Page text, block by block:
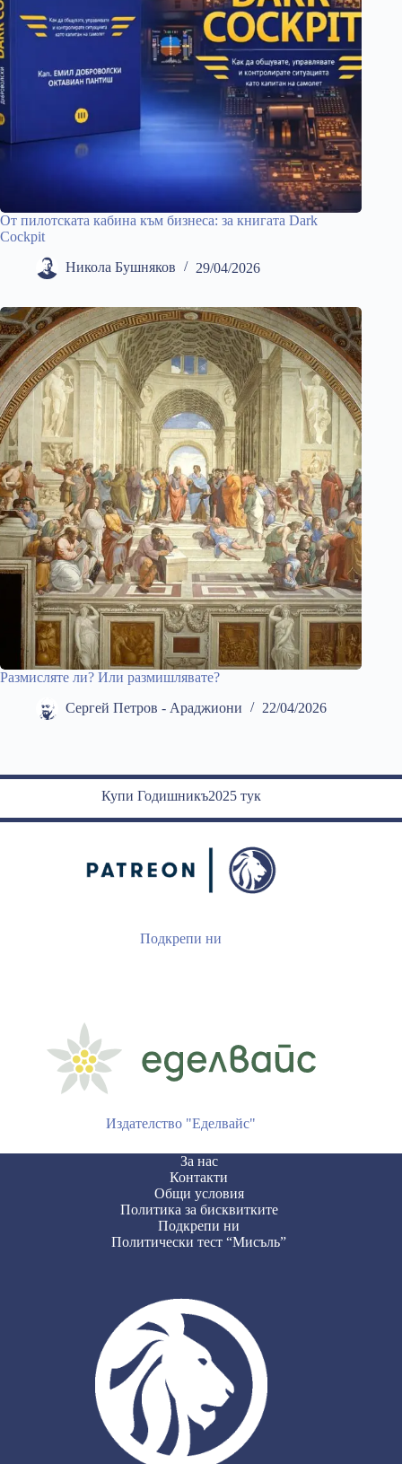
От пилотската кабина към бизнеса: за книгата Dark
Cockpit
Никола Бушняков 29/04/2026
Размисляте ли? Или размишлявате?
Сергей Петров - Араджиони 22/04/2026
Купи Годишникъ2025 тук
Подкрепи ни
Издателство "Еделвайс"
За нас
Контакти
Общи условия
Политика за бисквитките
Подкрепи ни
Политически тест “Мисъль”